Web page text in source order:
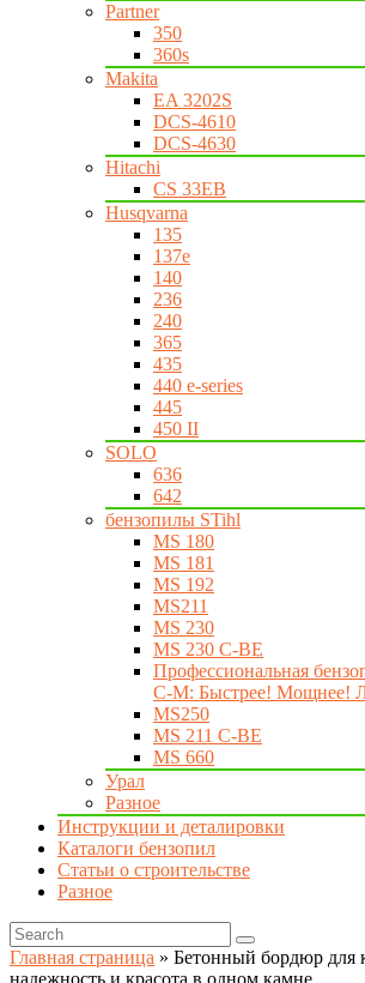
Partner
350
360s
Makita
EA 3202S
DCS-4610
DCS-4630
Hitachi
CS 33EB
Husqvarna
135
137e
140
236
240
365
435
440 e-series
445
450 II
SOLO
636
642
бензопилы STihl
MS 180
MS 181
MS 192
MS211
MS 230
MS 230 C-BE
Профессиональная
C-M: Быстрее! Мощнее!
MS250
MS 211 C-BE
MS 660
Урал
Разное
Инструкции и деталировки
Каталоги бензопил
Статьи о строительстве
Разное
Главная страница » Бетонный бордюр для
надежность и красота в одном камне